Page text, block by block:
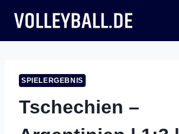
Inhalt
springen
SPIELERGEBNIS
Tschechien –